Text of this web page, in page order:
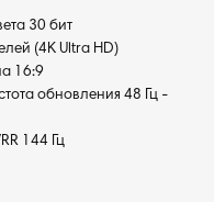
30 бит
(4K Ultra HD)
16:9
обновления 48 Гц -
144 Гц